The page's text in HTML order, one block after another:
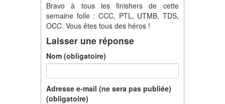
Bravo à tous les finishers de cette
semaine folle : CCC, PTL, UTMB, TDS,
OCC. Vous êtes tous des héros !
Laisser une réponse
Nom (obligatoire)
Adresse e-mail (ne sera pas publiée)
(obligatoire)